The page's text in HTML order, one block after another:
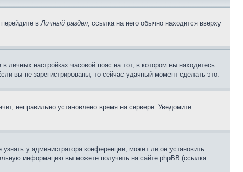
перейдите вЛичный раздел; ссылка на него обычно находится вверху
настройках часовой пояс на тот, в котором вы находитесь:
вы не зарегистрированы, то сейчас удачный момент сделать это.
неправильно установлено время на сервере. Уведомите
у администратора конференции, может ли он установить
информацию вы можете получить на сайте phpBB (ссылка